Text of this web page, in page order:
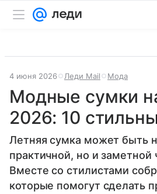
4 июня 2026 Леди Mail Мода
Модные сумки
2026: 10
Летняя сумка может быть
практичной, но и заметной
Вместе со стилистами
которые помогут сделать